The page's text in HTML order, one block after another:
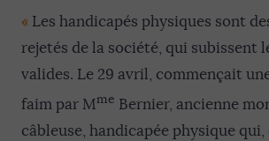
« Les handicapés physiques sont
rejetés de la société, qui subissent
valides. Le 29 avril, commençait
faim par Mme Bernier, ancienne
câbleuse, handicapée physique